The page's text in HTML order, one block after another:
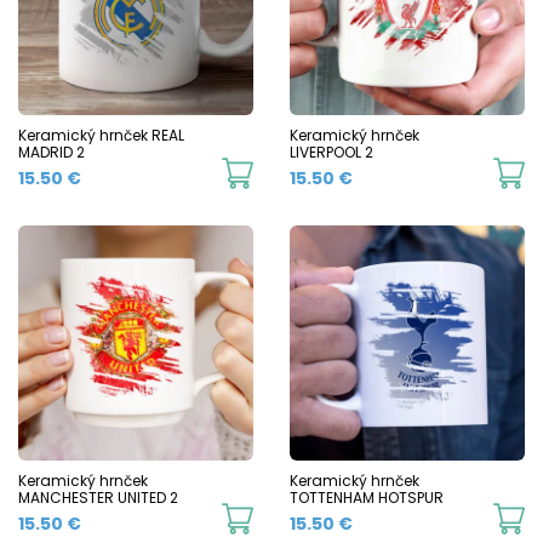
options
may
be
chosen
on
product
page
Keramický hrnček REAL
MADRID 2
15.50 €
This
multiple
variants.
The
options
may
be
chosen
on
Keramický hrnček
LIVERPOOL 2
15.50 €
Keramický hrnček
MANCHESTER UNITED 2
15.50 €
This
Keramický hrnček
TOTTENHAM HOTSPUR
15.50 €